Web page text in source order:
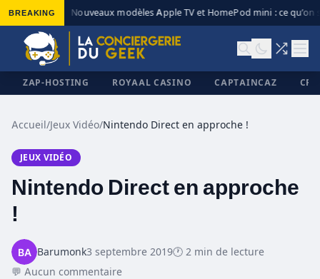
BREAKING Nouveaux modèles Apple TV et HomePod mini : ce qu’on
ZAP-HOSTING ROYAAL CASINO CAPTAINCAZ
Accueil/Jeux Vidéo/Nintendo Direct en approche !
JEUX VIDÉO
Nintendo Direct en approche
!
Barumonk3 septembre 2019🕐 2 min de lecture
💬 Aucun commentaire